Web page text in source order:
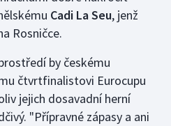
Cadi La Seu, jenž
Rosničce.
by českému
čtvrtfinalistovi Eurocupu
jejich dosavadní herní
"Přípravné zápasy a ani